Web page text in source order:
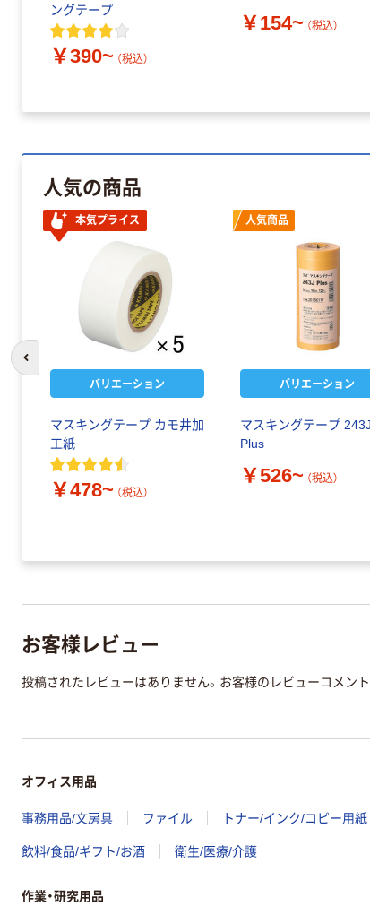
ングテープ
￥390~ （税込）
￥154~ （税込）
人気の商品
本気プライス
バリエーション
マスキングテープ カモ井加
工紙
￥478~ （税込）
人気商品
バリエーション
マスキングテープ 243J
Plus
￥526~ （税込）
前のスライドへ
お客様レビュー
投稿されたレビューはありません。お客様のレビューコメン
オフィス用品
事務用品/文房具 ファイル トナー/インク/コピー用紙
飲料/食品/ギフト/お酒 衛生/医療/介護
作業・研究用品